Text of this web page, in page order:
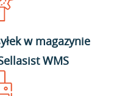
w magazynie
WMS